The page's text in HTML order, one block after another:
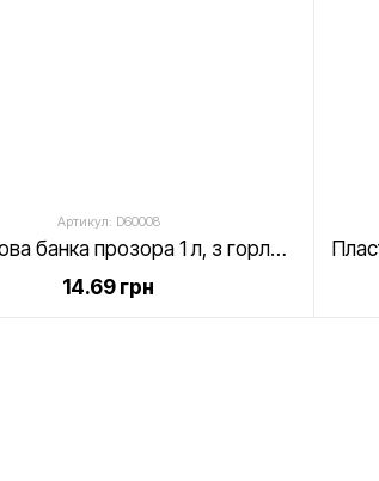
Артикул: D60008
Пластикова банка прозора 1 л, з горловиною 63 мм, "кругла"
14.69 грн